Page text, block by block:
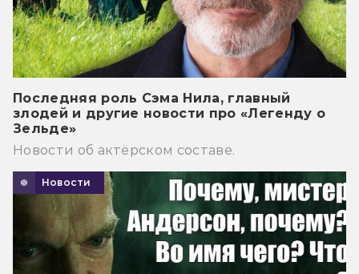
Последняя роль Сэма Нила, главный
злодей и другие новости про «Легенду о
Зельде»
Новости об актёрском составе.
Новости